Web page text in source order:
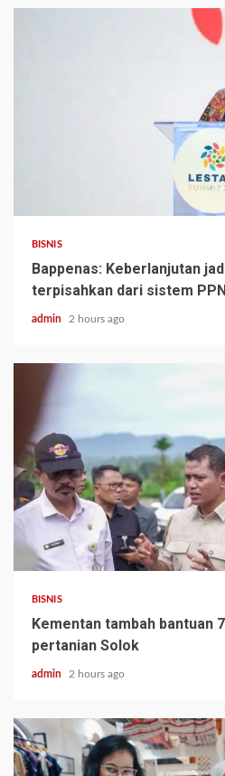
BISNIS
Bappenas: Keberlanjutan
terpisahkan dari sistem
admin 2 hours ago
BISNIS
Kementan tambah bantuan
pertanian Solok
admin 2 hours ago